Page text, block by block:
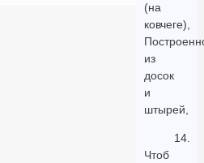
(на
ковчеге),
из
досок
и
штырей,
14.
Чтоб